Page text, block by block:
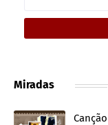
Miradas